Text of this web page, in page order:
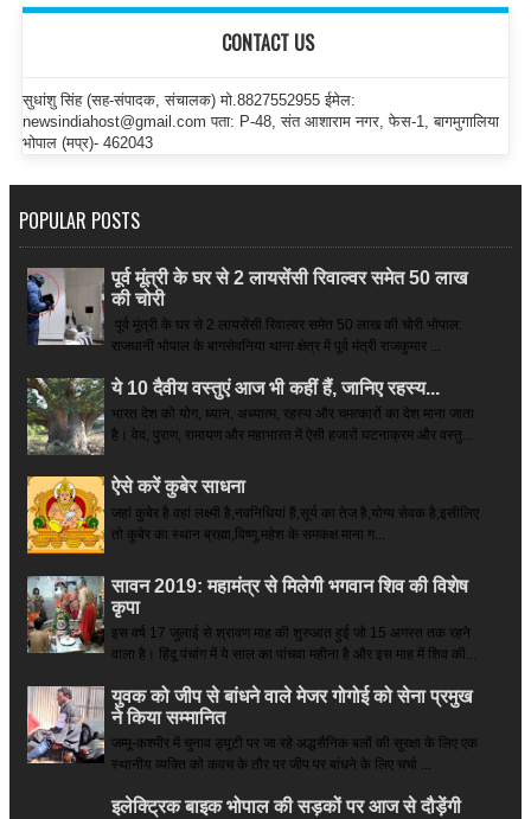
CONTACT US
सुधांशु सिंह (सह-संपादक, संचालक) मो.8827552955 ईमेल:
newsindiahost@gmail.com पता: P-48, संत आशाराम नगर, फेस-1, बागमुगालिया
भोपाल (मप्र)- 462043
POPULAR POSTS
पूर्व मूंत्री के घर से 2 लायसेंसी रिवाल्वर समेत 50 लाख
की चोरी
पूर्व मूंत्री के घर से 2 लायसेंसी रिवाल्वर समेत 50 लाख की चोरी भोपाल:
राजधानी भोपाल के बागसेवनिया थाना क्षेत्र में पूर्व मंत्री राजकुमार ...
ये 10 दैवीय वस्तुएं आज भी कहीं हैं, जानिए रहस्य...
भारत देश को योग, ध्यान, अध्यात्म, रहस्य और चमत्कारों का देश माना जाता
है। वेद, पुराण, रामायण और महाभारत में ऐसी हजारों घटनाक्रम और वस्तु...
ऐसे करें कुबेर साधना
जहां कुबेर है­ वहां लक्ष्मी है,नवनिधियां हैं,सूर्य का तेज है,योग्य सेवक है,इसीलिए
तो कुबेर का स्थान ब्रह्मा,विष्णु,महेश के समकक्ष माना ग...
सावन 2019: महामंत्र से मिलेगी भगवान शिव की विशेष
कृपा
इस वर्ष 17 जुलाई से श्रावण माह की शुरुआत हुई जो 15 अगस्त तक रहने
वाला है। हिंदू पंचांग में ये साल का पांचवा महीना है और इस माह में शिव की...
युवक को जीप से बांधने वाले मेजर गोगोई को सेना प्रमुख
ने किया सम्‍मानित
जम्मू-कश्मीर में चुनाव ड्यूटी पर जा रहे अद्धसैनिक बलों की सुरक्षा के लिए एक
स्थानीय व्यक्ति को कवच के तौर पर जीप पर बांधने के लिए चर्चा ...
इलेक्ट्रिक बाइक भोपाल की सड़कों पर आज से दौड़ेंगी